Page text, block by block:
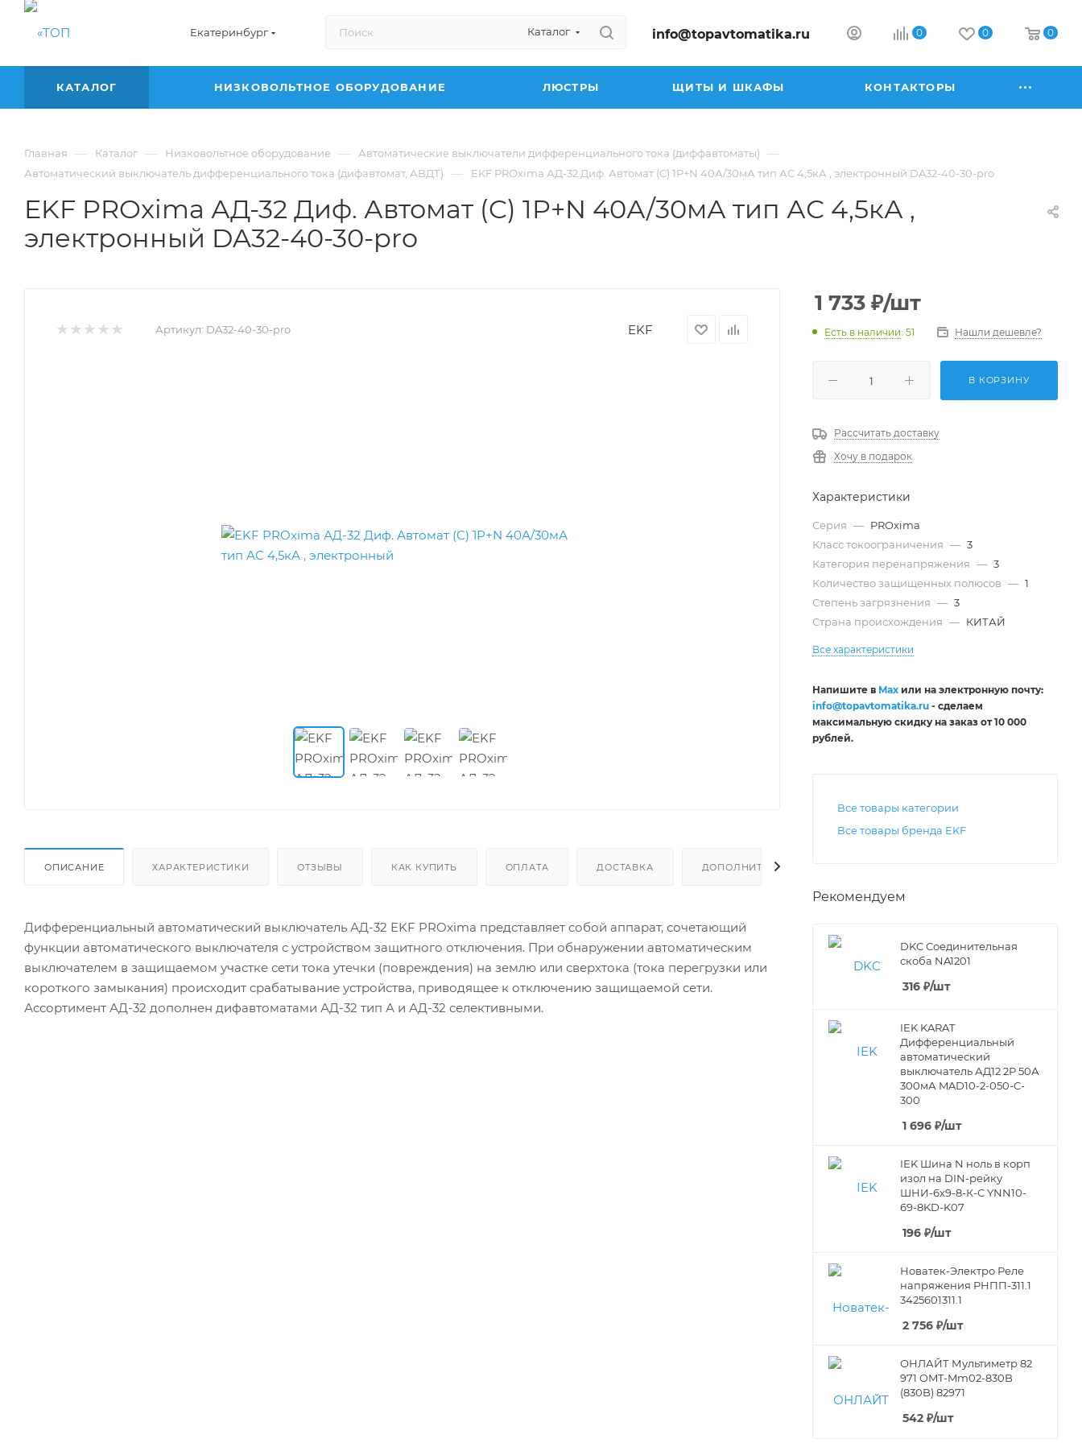
Екатеринбург Каталог info@topavtomatika.ru 0 0 0
КАТАЛОГ НИЗКОВОЛЬТНОЕ ОБОРУДОВАНИЕ ЛЮСТРЫ ЩИТЫ И ШКАФЫ КОНТАКТОРЫ
Главная — Каталог — Низковольтное оборудование — Автоматические выключатели дифференциального тока (диффавтоматы) —
Автоматический выключатель дифференциального тока (дифавтомат, АВДТ) — EKF PROxima АД-32 Диф. Автомат (C) 1P+N 40А/30мА тип АС 4,5кА , электронный DA32-40-30-pro
EKF PROxima АД-32 Диф. Автомат (C) 1P+N 40А/30мА тип АС 4,5кА ,
электронный DA32-40-30-pro
Артикул: DA32-40-30-pro EKF
ОПИСАНИЕ ХАРАКТЕРИСТИКИ ОТЗЫВЫ КАК КУПИТЬ ОПЛАТА ДОСТАВКА ДОПОЛНИТЕЛЬНО
Дифференциальный автоматический выключатель АД-32 EKF PROxima представляет собой аппарат, сочетающий
функции автоматического выключателя с устройством защитного отключения. При обнаружении автоматическим
выключателем в защищаемом участке сети тока утечки (повреждения) на землю или сверхтока (тока перегрузки или
короткого замыкания) происходит срабатывание устройства, приводящее к отключению защищаемой сети.
Ассортимент АД-32 дополнен дифавтоматами АД-32 тип А и АД-32 селективными.
1 733 ₽/шт
Есть в наличии: 51 Нашли дешевле?
В КОРЗИНУ
Рассчитать доставку
Хочу в подарок
Характеристики
Серия — PROxima
Класс токоограничения — 3
Категория перенапряжения — 3
Количество защищенных полюсов — 1
Степень загрязнения — 3
Страна происхождения — КИТАЙ
Все характеристики
Напишите в Max или на электронную почту:
info@topavtomatika.ru - сделаем
максимальную скидку на заказ от 10 000
рублей.
Все товары категории
Все товары бренда EKF
Рекомендуем
DKC Соединительная
скоба NA1201
316 ₽/шт
IEK KARAT
Дифференциальный
автоматический
выключатель АД12 2Р 50А
300мА MAD10-2-050-C-
300
1 696 ₽/шт
IEK Шина N ноль в корп
изол на DIN-рейку
ШНИ-6х9-8-К-С YNN10-
69-8KD-K07
196 ₽/шт
Новатек-Электро Реле
напряжения РНПП-311.1
3425601311.1
2 756 ₽/шт
ОНЛАЙТ Мультиметр 82
971 OMT-Mm02-830B
(830B) 82971
542 ₽/шт